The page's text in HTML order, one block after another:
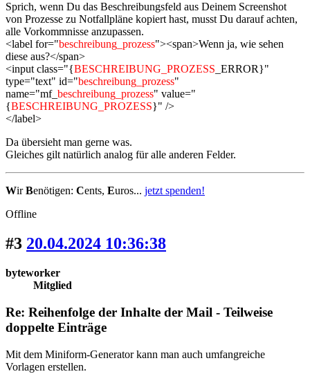
Sprich, wenn Du das Beschreibungsfeld aus Deinem Screenshot
von Prozesse zu Notfallpläne kopiert hast, musst Du darauf achten,
alle Vorkommnisse anzupassen.
<label for="beschreibung_prozess"><span>Wenn ja, wie sehen
diese aus?</span>
<input class="{BESCHREIBUNG_PROZESS _ERROR}"
type="text" id="beschreibung_prozess"
name="mf_ beschreibung_prozess" value="
{BESCHREIBUNG_PROZESS}" />
</label>
Da übersieht man gerne was.
Gleiches gilt natürlich analog für alle anderen Felder.
WirBenötigen: Cents, Euros... jetzt spenden!
Offline
#3 20.04.2024 10:36:38
byteworker
Mitglied
Re: Reihenfolge der Inhalte der Mail - Teilweise
doppelte Einträge
Mit dem Miniform-Generator kann man auch umfangreiche
Vorlagen erstellen.